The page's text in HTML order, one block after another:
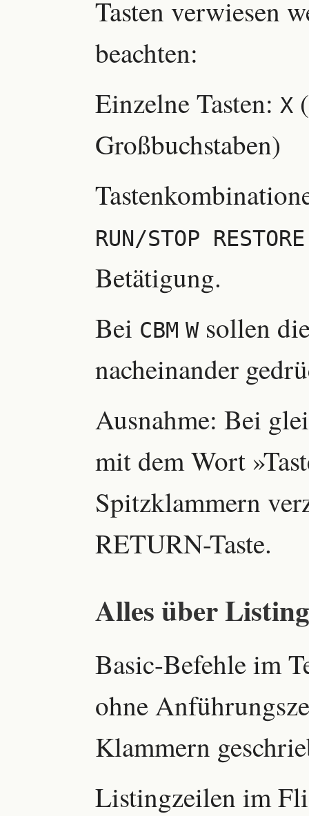
Tasten verwiesen
beachten:
Einzelne Tasten: X
Großbuchstaben)
RUN/STOP RESTORE
Betätigung.
Bei CBM Wsollen
nacheinander
Ausnahme: Bei
mit dem Wort
Spitzklammern
RETURN-Taste.
Alles über
Basic-Befehle im
ohne
Klammern
Listingzeilen im